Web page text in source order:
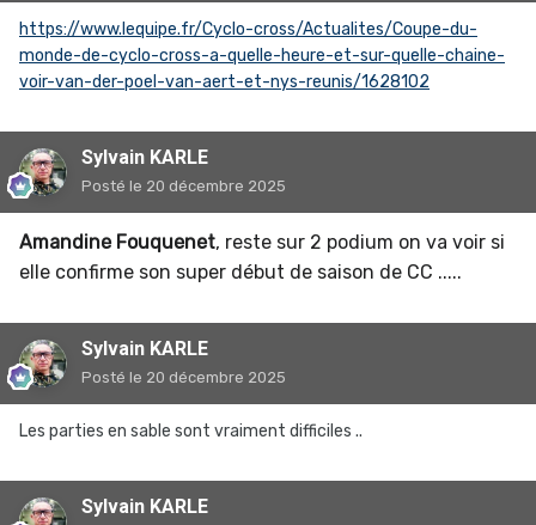
https://www.lequipe.fr/Cyclo-cross/Actualites/Coupe-du-
monde-de-cyclo-cross-a-quelle-heure-et-sur-quelle-chaine-
voir-van-der-poel-van-aert-et-nys-reunis/1628102
Sylvain KARLE
Posté le 20 décembre 2025
Amandine Fouquenet, reste sur 2 podium on va voir si
elle confirme son super début de saison de CC .....
Sylvain KARLE
Posté le 20 décembre 2025
Les parties en sable sont vraiment difficiles ..
Sylvain KARLE